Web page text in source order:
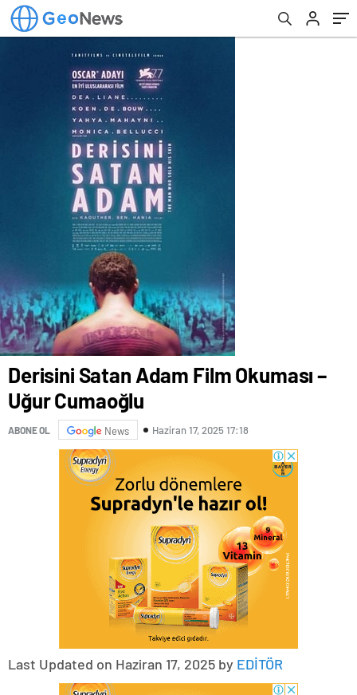
Derisini Satan Adam Film Okuması –
Uğur Cumaoğlu
ABONE OL News Haziran 17, 2025 17:18
Last Updated on Haziran 17, 2025 by EDİTÖR